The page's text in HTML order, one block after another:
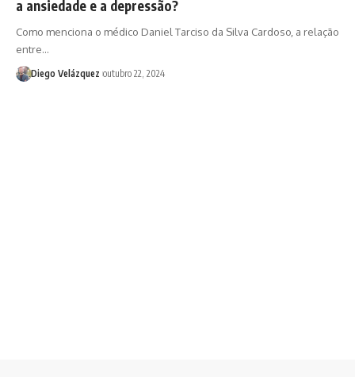
a ansiedade e a depressão?
Como menciona o médico Daniel Tarciso da Silva Cardoso, a relação
entre…
Diego Velázquez outubro 22, 2024